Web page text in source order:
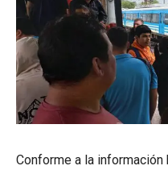
Conforme a la información